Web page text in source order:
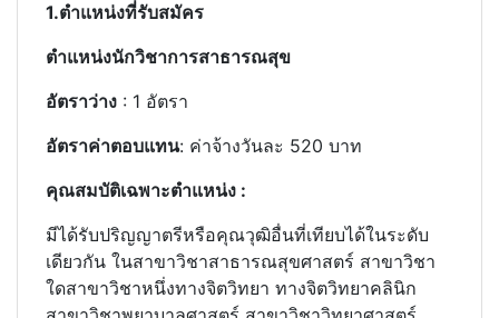
1.ตําแหน่งที่รับสมัคร
ตําแหน่งนักวิชาการสาธารณสุข
อัตราว่าง : 1 อัตรา
อัตราค่าตอบแทน: ค่าจ้างวันละ 520 บาท
คุณสมบัติเฉพาะตำแหน่ง :
มีได้รับปริญญาตรีหรือคุณวุฒิอื่นที่เทียบได้ในระดับ
เดียวกัน ในสาขาวิชาสาธารณสุขศาสตร์ สาขาวิชา
ใดสาขาวิชาหนึ่งทางจิตวิทยา ทางจิตวิทยาคลินิก